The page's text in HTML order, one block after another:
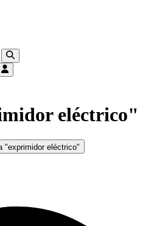
eléctrico"
"exprimidor eléctrico"